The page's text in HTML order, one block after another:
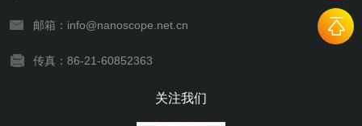
邮箱：info@nanoscope.net.cn
传真：86-21-60852363
关注我们